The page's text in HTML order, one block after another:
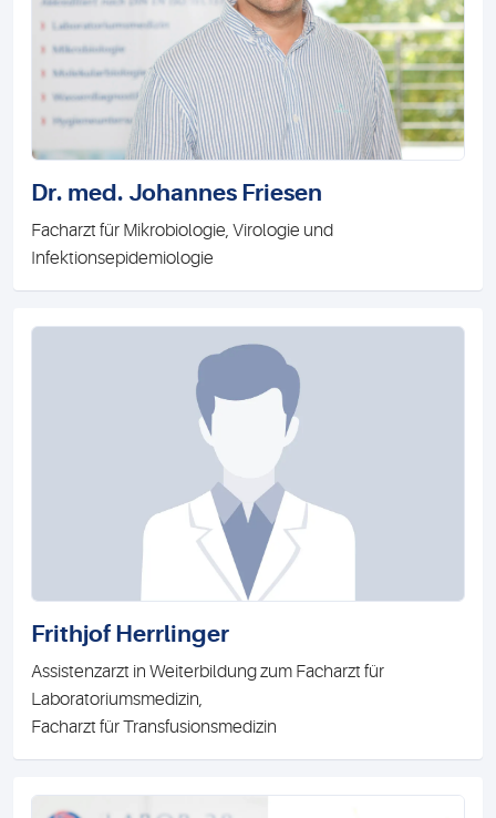
Dr. med. Johannes Friesen
Facharzt für Mikrobiologie, Virologie und
Infektionsepidemiologie
Frithjof Herrlinger
Assistenzarzt in Weiterbildung zum Facharzt für
Laboratoriumsmedizin,
Facharzt für Transfusionsmedizin